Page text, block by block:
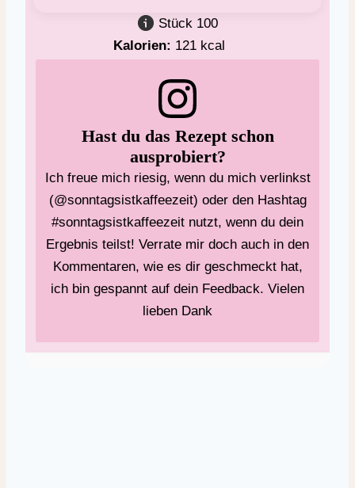
Stück 100
Kalorien: 121 kcal
Hast du das Rezept schon
ausprobiert?
Ich freue mich riesig, wenn du mich verlinkst
(@sonntagsistkaffeezeit) oder den Hashtag
#sonntagsistkaffeezeit nutzt, wenn du dein
Ergebnis teilst! Verrate mir doch auch in den
Kommentaren, wie es dir geschmeckt hat,
ich bin gespannt auf dein Feedback. Vielen
lieben Dank